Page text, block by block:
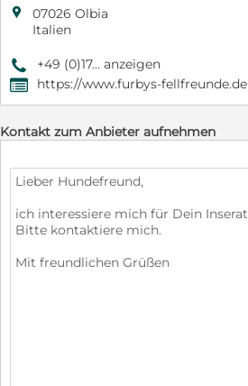

07026 Olbia
Italien
9 +49 (0)17... anzeigen
, https://www.furbys-fellfreunde.de
Kontakt zum Anbieter aufnehmen